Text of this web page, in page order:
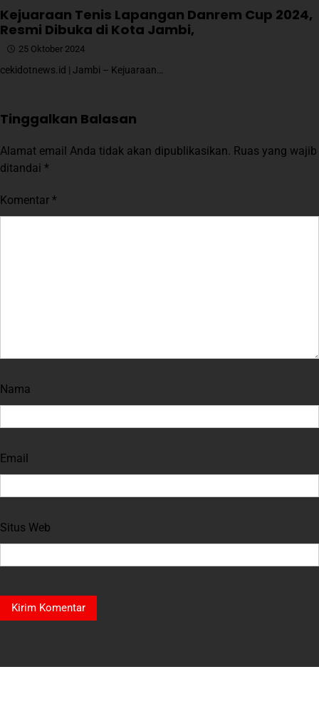
Kejuaraan Tenis Lapangan Danrem Cup 2024,
Resmi Dibuka di Kota Jambi,
25 Oktober 2024
cekidotnews.id | Jambi – Kejuaraan…
Tinggalkan Balasan
Alamat email Anda tidak akan dipublikasikan. Ruas yang wajib
ditandai *
Komentar *
Nama
Email
Situs Web